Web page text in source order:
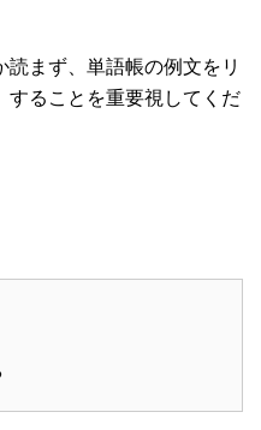
まず、単語帳の例文をリ
することを重要視してくだ